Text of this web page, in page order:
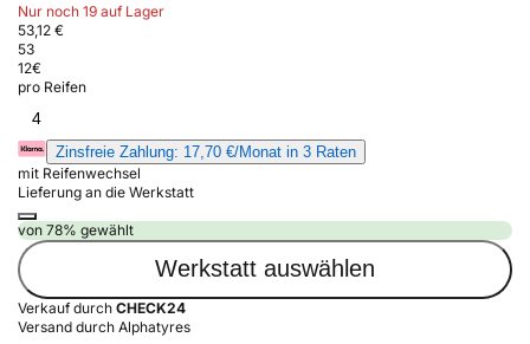
Nur noch 19 auf Lager
53,12 €
53
12€
pro Reifen
4
Zinsfreie Zahlung: 17,70 €/Monat in 3 Raten
mit Reifenwechsel
Lieferung an die Werkstatt
von 78% gewählt
Werkstatt auswählen
Verkauf durch CHECK24
Versand durch Alphatyres